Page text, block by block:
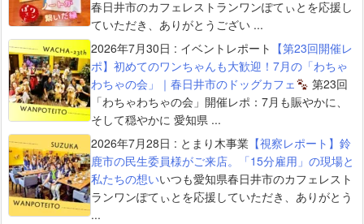
春日井市のカフェレストランワンぽてぃとを応援し
ていただき、ありがとうござい ...
2026年7月30日 : イベントレポート 【第23回開催レ
ポ】初めてのワンちゃんも大歓迎！7月の「わちゃ
わちゃの会」｜春日井市のドッグカフェ
第23回
「わちゃわちゃの会」開催レポ：7月も賑やかに、
そして穏やかに 愛知県 ...
2026年7月28日 : とまり木事業 【視察レポート】鈴
鹿市の民生委員様がご来店。「15分雇用」の現場と
私たちの想いいつも愛知県春日井市のカフェレスト
ランワンぽてぃとを応援していただき、ありがとう
...